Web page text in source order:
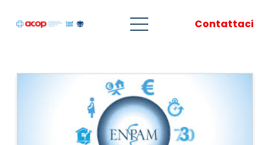
Contattaci